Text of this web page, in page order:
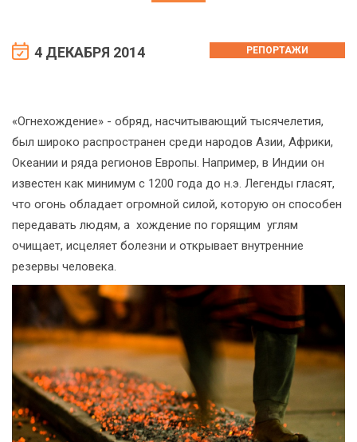
4 ДЕКАБРЯ 2014 РЕПОРТАЖИ
«Огнехождение» - обряд, насчитывающий тысячелетия,
был широко распространен среди народов Азии, Африки,
Океании и ряда регионов Европы. Например, в Индии он
известен как минимум с 1200 года до н.э. Легенды гласят,
что огонь обладает огромной силой, которую он способен
передавать людям, а хождение по горящим углям
очищает, исцеляет болезни и открывает внутренние
резервы человека.